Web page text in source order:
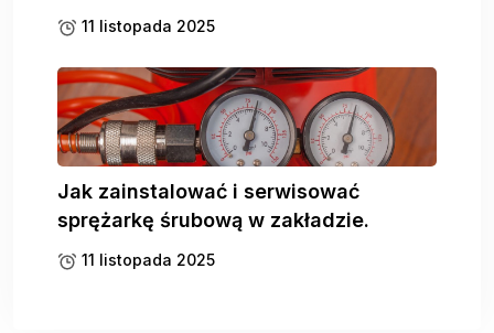
11 listopada 2025
Jak zainstalować i serwisować
sprężarkę śrubową w zakładzie.
11 listopada 2025